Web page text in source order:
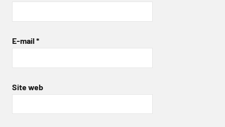
E-mail *
Site web